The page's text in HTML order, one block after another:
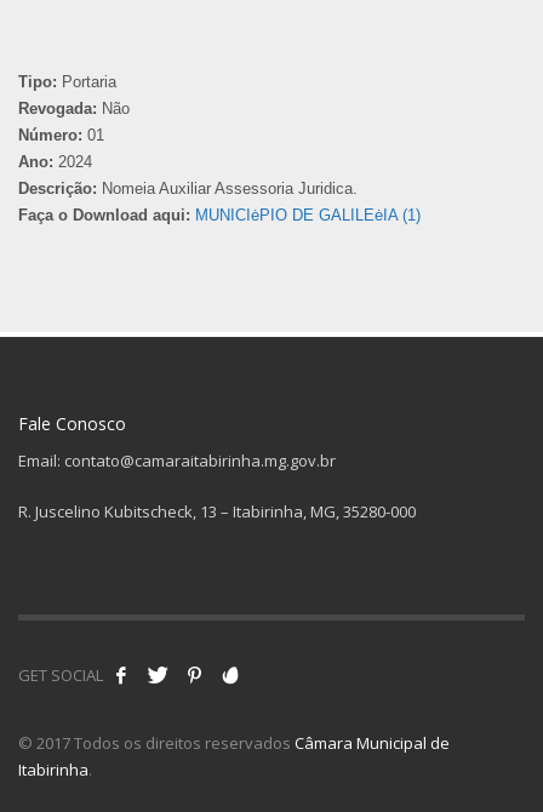
Tipo: Portaria
Revogada: Não
Número: 01
Ano: 2024
Descrição: Nomeia Auxiliar Assessoria Juridica.
Faça o Download aqui: MUNICIėPIO DE GALILEėIA (1)
Fale Conosco
Email: contato@camaraitabirinha.mg.gov.br
R. Juscelino Kubitscheck, 13 – Itabirinha, MG, 35280-000
GET SOCIAL
© 2017 Todos os direitos reservados Câmara Municipal de
Itabirinha.